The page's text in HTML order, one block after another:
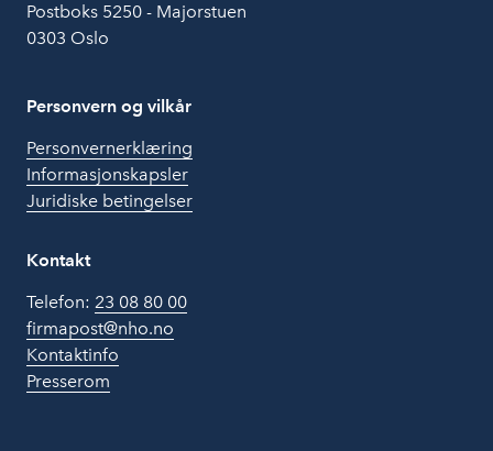
Postboks 5250 - Majorstuen
0303 Oslo
Personvern og vilkår
Personvernerklæring
Informasjonskapsler
Juridiske betingelser
Kontakt
Telefon: 23 08 80 00
firmapost@nho.no
Kontaktinfo
Presserom